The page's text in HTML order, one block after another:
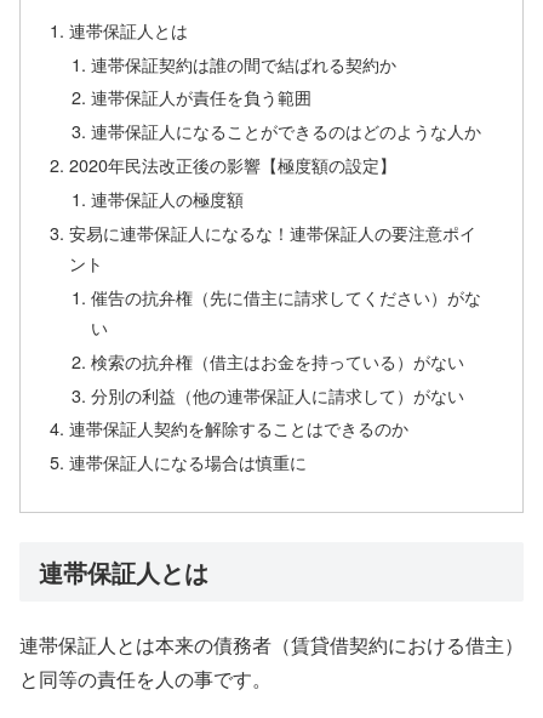
連帯保証人とは
連帯保証契約は誰の間で結ばれる契約か
連帯保証人が責任を負う範囲
連帯保証人になることができるのはどのような人か
2020年民法改正後の影響【極度額の設定】
連帯保証人の極度額
安易に連帯保証人になるな！連帯保証人の要注意ポイ
ント
催告の抗弁権（先に借主に請求してください）がな
い
検索の抗弁権（借主はお金を持っている）がない
分別の利益（他の連帯保証人に請求して）がない
連帯保証人契約を解除することはできるのか
連帯保証人になる場合は慎重に
連帯保証人とは
連帯保証人とは本来の債務者（賃貸借契約における借主）
と同等の責任を人の事です。